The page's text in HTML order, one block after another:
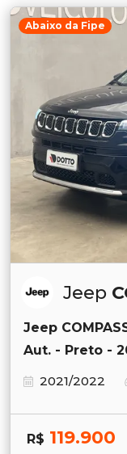
Abaixo da Fipe
Jeep
Jeep
Aut. - Preto -
2021/2022
R$ 119.900